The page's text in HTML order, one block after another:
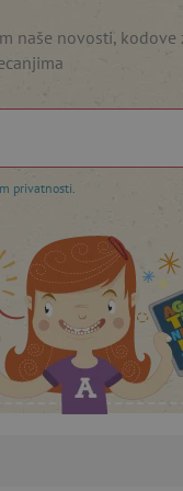
naše novosti, kodove
privatnosti